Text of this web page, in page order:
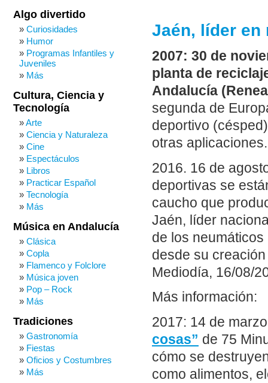
Jaén, líder en
2007: 30 de
planta de
Andalucía
segunda de
deportivo
otras aplicaciones.
2016. 16 de
deportivas se
caucho que
Jaén, líder
de los
desde su
Mediodía, 16/08/
Más información:
2017: 14 de
cosas” de 75
cómo se
como alimentos,
Algo divertido
Curiosidades
Humor
Programas Infantiles y
Juveniles
Más
Cultura, Ciencia y
Tecnología
Arte
Ciencia y Naturaleza
Cine
Espectáculos
Libros
Practicar Español
Tecnología
Más
Música en Andalucía
Clásica
Copla
Flamenco y Folclore
Música joven
Pop – Rock
Más
Tradiciones
Gastronomía
Fiestas
Oficios y Costumbres
Más